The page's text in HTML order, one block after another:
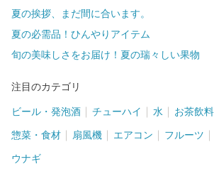
夏の挨拶、まだ間に合います。
夏の必需品！ひんやりアイテム
旬の美味しさをお届け！夏の瑞々しい果物
注目のカテゴリ
ビール・発泡酒 チューハイ 水 お茶飲料
惣菜・食材 扇風機 エアコン フルーツ
ウナギ